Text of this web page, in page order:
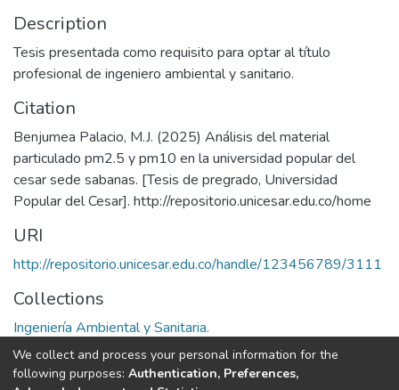
Description
Tesis presentada como requisito para optar al título
profesional de ingeniero ambiental y sanitario.
Citation
Benjumea Palacio, M.J. (2025) Análisis del material
particulado pm2.5 y pm10 en la universidad popular del
cesar sede sabanas. [Tesis de pregrado, Universidad
Popular del Cesar]. http://repositorio.unicesar.edu.co/home
URI
http://repositorio.unicesar.edu.co/handle/123456789/3111
Collections
Ingeniería Ambiental y Sanitaria.
Full item page
We collect and process your personal information for the
following purposes: Authentication, Preferences,